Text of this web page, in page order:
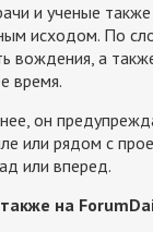
и ученые
исходом. По
вождения, а
время.
он
или рядом с
или вперед.
на